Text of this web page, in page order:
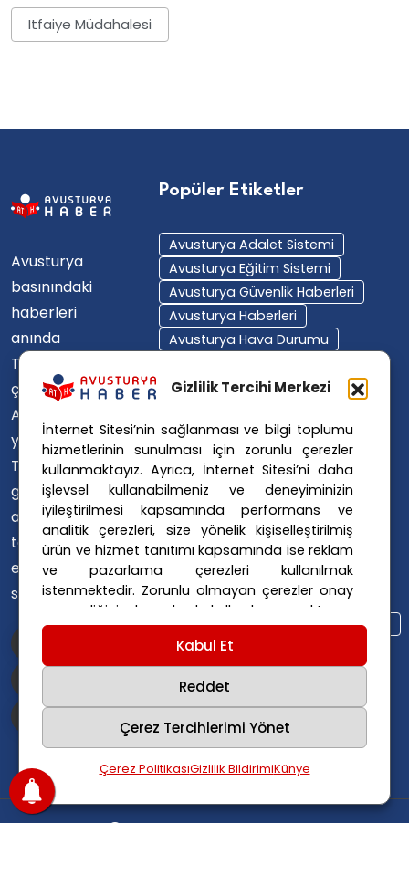
Gizlilik Tercihi Merkezi
İnternet Sitesi’nin sağlanması ve bilgi toplumu
hizmetlerinin sunulması için zorunlu çerezler
kullanmaktayız. Ayrıca, İnternet Sitesi’ni daha
işlevsel kullanabilmeniz ve deneyiminizin
iyileştirilmesi kapsamında performans ve
analitik çerezleri, size yönelik kişiselleştirilmiş
ürün ve hizmet tanıtımı kapsamında ise reklam
ve pazarlama çerezleri kullanılmak
istenmektedir. Zorunlu olmayan çerezler onay
vermediğiniz durumlarda kullanılmayacaktır.
Ayarlarınız 365 gün saklanır.
veGizlilik Politikasıiçin linklere tıklayınız.
Kabul Et
Reddet
Çerez Tercihlerimi Yönet
Çerez PolitikasıGizlilik BildirimiKünye
Itfaiye Müdahalesi
Avusturya
basınındaki
haberleri
anında
Türkçe'ye
çevirerek,
Avusturya'da
yaşayan
Türklerin ülke
gündemini
ana dillerinde
takip
etmelerini
sağlıyoruz.
Popüler Etiketler
Avusturya Adalet Sistemi
Avusturya Eğitim Sistemi
Avusturya Güvenlik Haberleri
Avusturya Haberleri
Avusturya Hava Durumu
Avusturya Polisi
Avusturya Polis Soruşturması
Avusturya Sağlık Sistemi
Avusturya Siyaseti
Avusturya Suç Haberleri
Avusturya Trafik Haberleri
Donald Trump
FPÖ
Graz Okul Saldırısı
Internet Dolandırıcılığı
Itfaiye Müdahalesi
Viyana Polisi
Viyana Suç Haberleri
Copyright 2025Avusturya Haber.Tüm hakları